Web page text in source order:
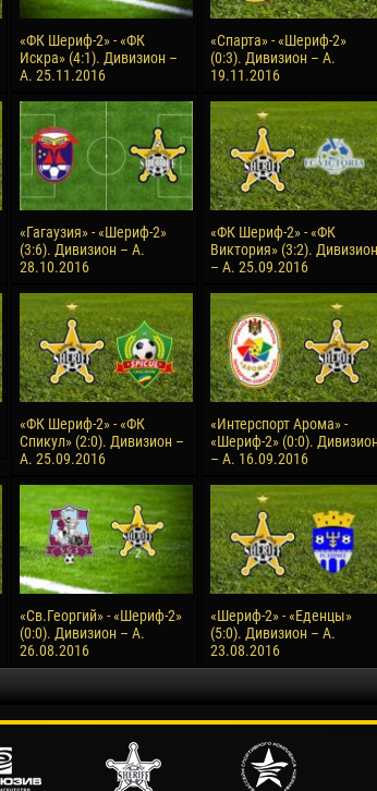
«ФК Шериф-2» - «ФК
Искра» (4:1). Дивизион –
А. 25.11.2016
«Спарта» - «Шериф-2»
(0:3). Дивизион – А.
19.11.2016
«Гагаузия» - «Шериф-2»
(3:6). Дивизион – А.
28.10.2016
«ФК Шериф-2» - «ФК
Виктория» (3:2). Дивизион
– А. 25.09.2016
«ФК Шериф-2» - «ФК
Спикул» (2:0). Дивизион –
А. 25.09.2016
«Интерспорт Арома» -
«Шериф-2» (0:0).
– А. 16.09.2016
«Св.Георгий» - «Шериф-2»
(0:0). Дивизион – А.
26.08.2016
«Шериф-2» - «Еденцы»
(5:0). Дивизион – А.
23.08.2016